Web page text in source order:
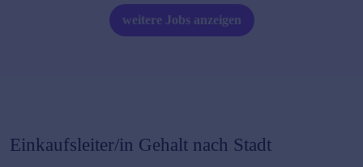
weitere Jobs anzeigen
Einkaufsleiter/in Gehalt nach Stadt